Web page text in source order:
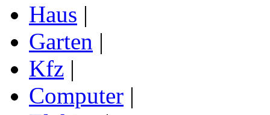
Haus |
Garten |
Kfz |
Computer |